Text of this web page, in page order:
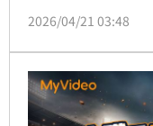
許光漢擔任「LG
代樂（Styler）」
中，透過LG Styler
完美的衣著狀態。
2026/04/21 03:48